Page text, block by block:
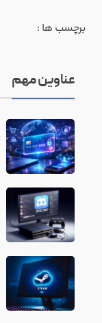
برچسب ها :
عناوین مهم